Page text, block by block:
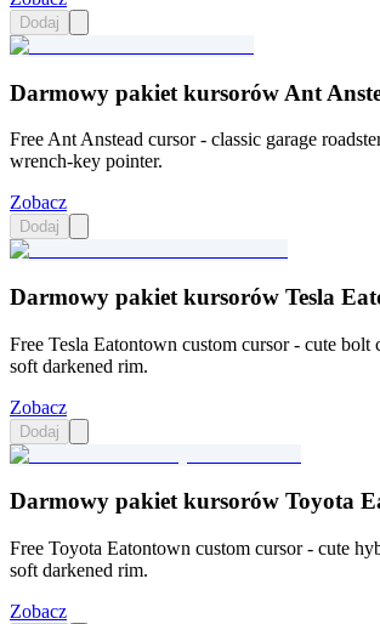
Dodaj
Darmowy pakiet kursorów Ant
Free Ant Anstead cursor - classic garage
wrench-key pointer.
Zobacz
Dodaj
Darmowy pakiet kursorów Tesla
Free Tesla Eatontown custom cursor - cute bolt
soft darkened rim.
Zobacz
Dodaj
Darmowy pakiet kursorów Toyota
Free Toyota Eatontown custom cursor - cute
soft darkened rim.
Zobacz